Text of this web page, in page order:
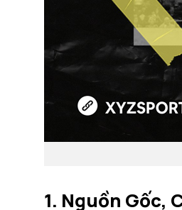
1. Nguồn Gốc,